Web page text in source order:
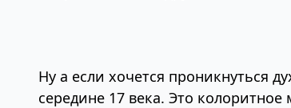
Ну а если хочется проникнуться
середине 17 века. Это